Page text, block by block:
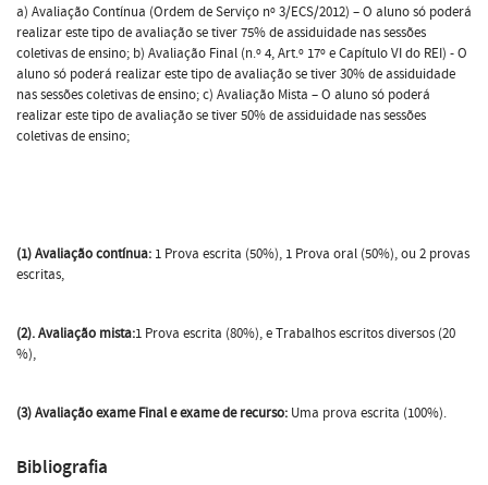
a) Avaliação Contínua (Ordem de Serviço nº 3/ECS/2012) – O aluno só poderá
realizar este tipo de avaliação se tiver 75% de assiduidade nas sessões
coletivas de ensino; b) Avaliação Final (n.º 4, Art.º 17º e Capítulo VI do REI) - O
aluno só poderá realizar este tipo de avaliação se tiver 30% de assiduidade
nas sessões coletivas de ensino; c) Avaliação Mista – O aluno só poderá
realizar este tipo de avaliação se tiver 50% de assiduidade nas sessões
coletivas de ensino;
(1) Avaliação contínua: 1 Prova escrita (50%), 1 Prova oral (50%), ou 2 provas
escritas,
(2). Avaliação mista:1 Prova escrita (80%), e Trabalhos escritos diversos (20
%),
(3) Avaliação exame Final e exame de recurso: Uma prova escrita (100%).
Bibliografia